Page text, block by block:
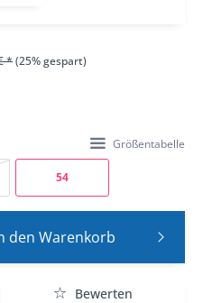
*(25% gespart)
Größentabelle
54
den Warenkorb
Bewerten